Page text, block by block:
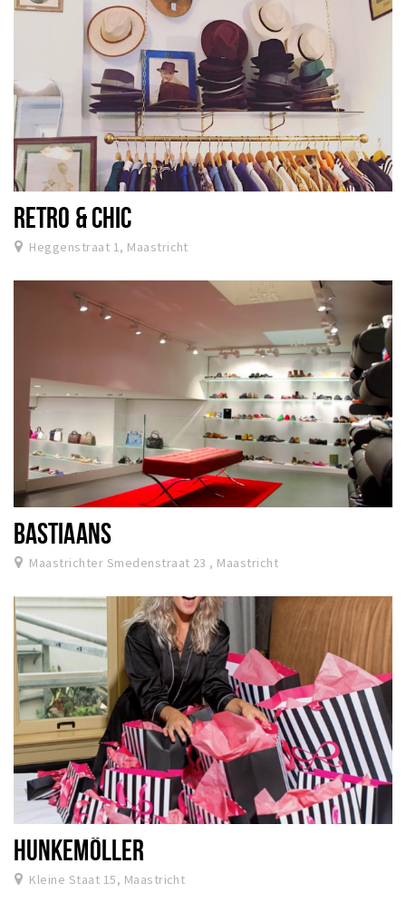
RETRO & CHIC
Heggenstraat 1, Maastricht
BASTIAANS
Maastrichter Smedenstraat 23 , Maastricht
HUNKEMÖLLER
Kleine Staat 15, Maastricht